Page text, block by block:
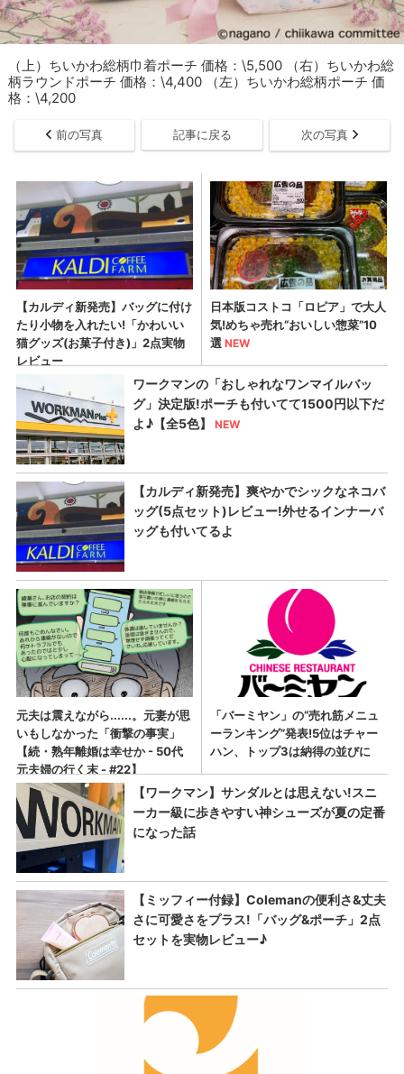
（上）ちいかわ総柄巾着ポーチ 価格：\5,500 （右）ちいかわ総
柄ラウンドポーチ 価格：\4,400 （左）ちいかわ総柄ポーチ 価
格：\4,200
前の写真 記事に戻る 次の写真